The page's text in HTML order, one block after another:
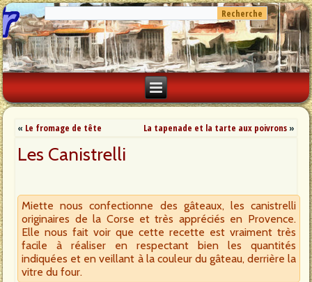
« Le fromage de tête La tapenade et la tarte aux poivrons»
Les Canistrelli
Miette nous confectionne des gâteaux, les canistrelli
originaires de la Corse et très appréciés en Provence.
Elle nous fait voir que cette recette est vraiment très
facile à réaliser en respectant bien les quantités
indiquées et en veillant à la couleur du gâteau, derrière la
vitre du four.